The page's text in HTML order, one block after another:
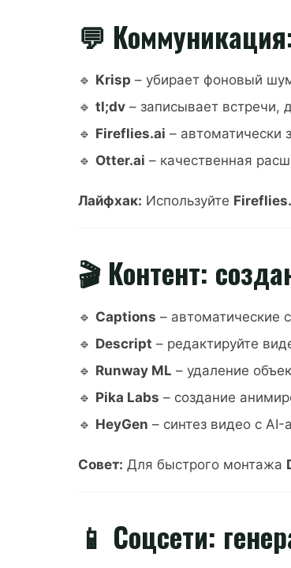
💬
🔹 Krisp – убирает фоновый
🔹 tl;dv– записывает встречи,
🔹 Fireflies.ai – автоматически
🔹 Otter.ai – качественная
Лайфхак: Используйте
🎬 Контент:
🔹 Captions – автоматические
🔹 Descript – редактируйте
🔹 Runway ML – удаление
🔹 Pika Labs – создание
🔹 HeyGen – синтез видео с
Совет: Для быстрого монтажа
📱 Соцсети: